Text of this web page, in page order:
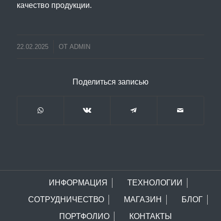
качество продукции.
22.02.2025 ОТ ADMIN
Поделиться записью
ИНФОРМАЦИЯ
ТЕХНОЛОГИИ
СОТРУДНИЧЕСТВО
МАГАЗИН
БЛОГ
ПОРТФОЛИО
КОНТАКТЫ